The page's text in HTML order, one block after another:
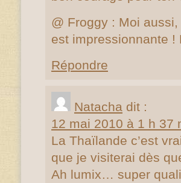
@ Froggy : Moi
est impressionnante !
Répondre
Natacha dit :
12 mai 2010 à 1 h 37
La Thaïlande c’est
que je visiterai dès
Ah lumix… super